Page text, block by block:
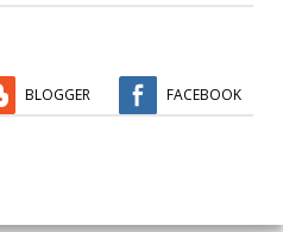
BLOGGER FACEBOOK